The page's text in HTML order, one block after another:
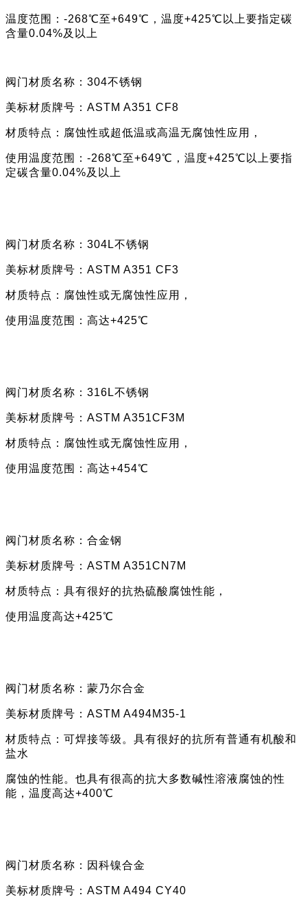
温度范围： -268℃至+649℃，温度+425℃以上要指定碳
含量0.04%及以上
阀门材质名称： 304不锈钢
美标材质牌号： ASTM A351 CF8
材质特点： 腐蚀性或超低温或高温无腐蚀性应用，
使用 温度范围： -268℃至+649℃ ， 温度+425℃以上要指
定碳含量0.04%及以上
阀门材质名称： 304L不锈钢
美标材质牌号： ASTM A351 CF3
材质特点： 腐蚀性或无腐蚀性应用，
使用 温度范围：高达+425℃
阀门材质名称： 316L不锈钢
美标材质牌号： ASTM A351CF3M
材质特点： 腐蚀性或无腐蚀性应用，
使用 温度范围 ： 高达+454℃
阀门材质名称： 合金钢
美标材质牌号： ASTM A351CN7M
材质特点： 具有很好的抗热硫酸腐蚀性能，
使用 温度高达+425℃
阀门材质名称： 蒙乃尔合金
美标材质牌号： ASTM A494M35-1
材质特点： 可焊接等级。具有很好的抗所有普通有机酸和
盐水
腐蚀的性能。也具有很高的抗大多数碱性溶液腐蚀的性
能，温度高达+400℃
阀门材质名称： 因科镍合金
美标材质牌号： ASTM A494 CY40